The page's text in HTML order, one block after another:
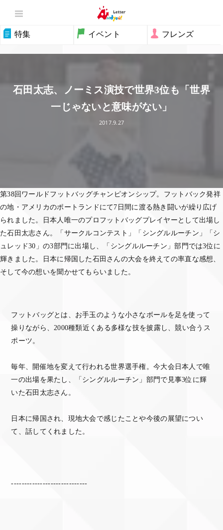
特集 イベント フレンズ
石田太志、ノーミス演技で世界3位も「世界
一じゃないと意味がない」
2017.9.27
第38回ワールドフットバッグチャンピオンシップ。フットバック発祥
の地・アメリカのポートランドにて7日間に渡る熱き闘いが繰り広げ
られました。日本人唯一のプロフットバッグプレイヤーとして出場し
た石田太志さん。「サークルコンテスト」「シングルルーチン」「シ
ュレッド30」の3部門に出場し、「シングルルーチン」部門では3位に
輝きました。日本に帰国した石田さんの大会を終えての率直な感想、
そして今の想いを聞かせてもらいました。
フットバッグとは、お手玉のような小さなボールを足を使って
操りながら、2000種類近くある多様な技を披露し、競い合うス
ポーツ。
毎年、開催地を変えて行われる世界選手権。今大会日本人で唯
一の出場を果たし、「シングルルーチン」部門で見事3位に輝
いた石田太志さん。
日本に帰国され、現地大会で感じたことや今後の展望につい
て、話してくれました。
-----------------------------